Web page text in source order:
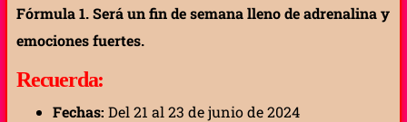
Fórmula 1. Será un fin de semana lleno de adrenalina y
emociones fuertes.
Recuerda:
Fechas: Del 21 al 23 de junio de 2024